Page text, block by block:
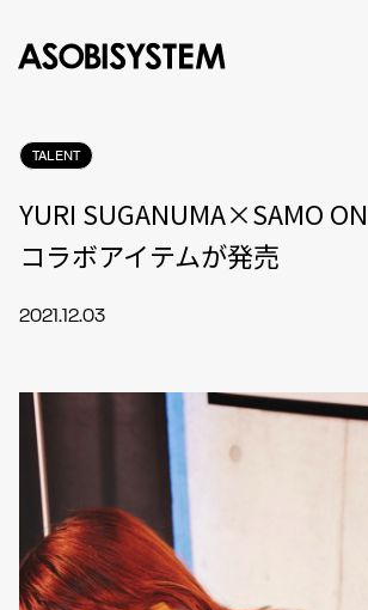
TALENT
YURI SUGANUMA×SAMO
コラボアイテムが発売
2021.12.03